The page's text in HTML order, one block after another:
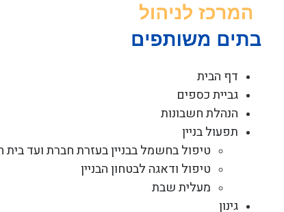
דף הבית
גביית כספים
הנהלת חשבונות
תפעול בניין
טיפול בחשמל בבניין בעזרת חברת ועד בית
טיפול ודאגה לבטחון הבניין
מעלית שבת
גינון